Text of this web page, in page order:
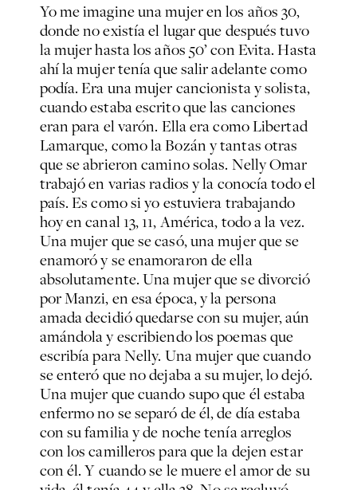
Yo me imagine una mujer en los años 30,
donde no existía el lugar que después tuvo
la mujer hasta los años 50’ con Evita. Hasta
ahí la mujer tenía que salir adelante como
podía. Era una mujer cancionista y solista,
cuando estaba escrito que las canciones
eran para el varón. Ella era como Libertad
Lamarque, como la Bozán y tantas otras
que se abrieron camino solas. Nelly Omar
trabajó en varias radios y la conocía todo el
país. Es como si yo estuviera trabajando
hoy en canal 13, 11, América, todo a la vez.
Una mujer que se casó, una mujer que se
enamoró y se enamoraron de ella
absolutamente. Una mujer que se divorció
por Manzi, en esa época, y la persona
amada decidió quedarse con su mujer, aún
amándola y escribiendo los poemas que
escribía para Nelly. Una mujer que cuando
se enteró que no dejaba a su mujer, lo dejó.
Una mujer que cuando supo que él estaba
enfermo no se separó de él, de día estaba
con su familia y de noche tenía arreglos
con los camilleros para que la dejen estar
con él. Y cuando se le muere el amor de su